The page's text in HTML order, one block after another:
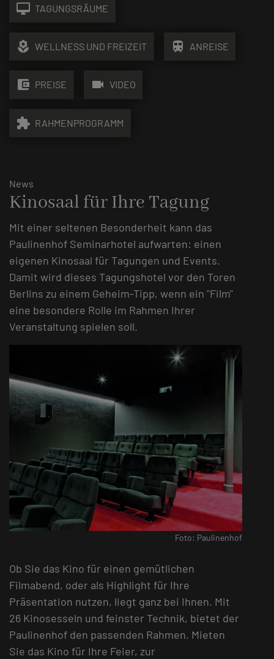
desktop_mac TAGUNGSRÄUME
local_florist WELLNESS UND FREIZEIT train ANREISE
account_balance_wallet PREISE videocam VIDEO
extension RAHMENPROGRAMM
News
Kinosaal für Ihre Tagung
Mit einer seltenen Besonderheit kann das
Paulinenhof Seminarhotel aufwarten: einen
eigenen Kinosaal für Tagungen und Events.
Damit wird dieses Tagungshotel vor den Toren
Berlins zu einem Geheim-Tipp, wenn ein "Film"
eine besondere Rolle im Rahmen Ihrer
Veranstaltung spielen soll.
Foto: Paulinenhof
Ob Sie das Kino für einen gemütlichen
Filmabend, oder als Highlight für Ihre
Präsentation nutzen, liegt ganz bei Ihnen. Mit
26 Kinosesseln und feinster Technik, bietet der
Paulinenhof den passenden Rahmen. Mieten
Sie das Kino für Ihre Feier, zur